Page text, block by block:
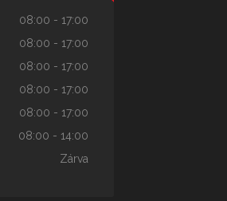
08:00 - 17:00
08:00 - 17:00
08:00 - 17:00
08:00 - 17:00
08:00 - 17:00
08:00 - 14:00
Zárva